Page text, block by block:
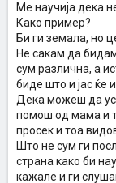
Ме научија дека
Како пример?
Би ги земала, но
Не сакам да
сум различна, а
биде што и јас ќе
Дека можеш да
помош од мама и
просек и тоа
Што не сум ги
страна како би
кажале и ги